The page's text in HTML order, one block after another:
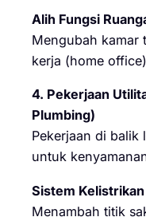
Alih Fungsi
Mengubah kamar
kerja (home
4. Pekerjaan
Plumbing)
Pekerjaan di balik
untuk
Sistem Kelistrikan
Menambah titik